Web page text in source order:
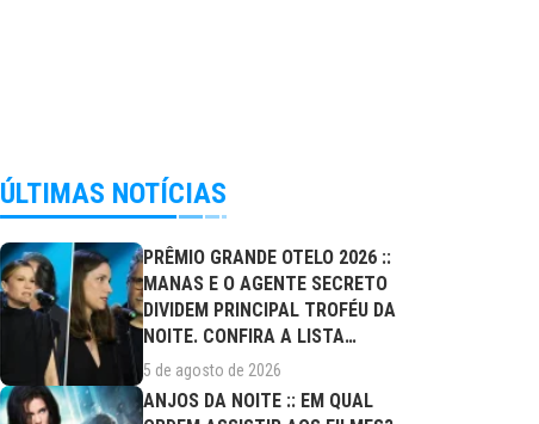
ÚLTIMAS NOTÍCIAS
PRÊMIO GRANDE OTELO 2026 ::
MANAS E O AGENTE SECRETO
DIVIDEM PRINCIPAL TROFÉU DA
NOITE. CONFIRA A LISTA
COMPLETA DE...
5 de agosto de 2026
ANJOS DA NOITE :: EM QUAL